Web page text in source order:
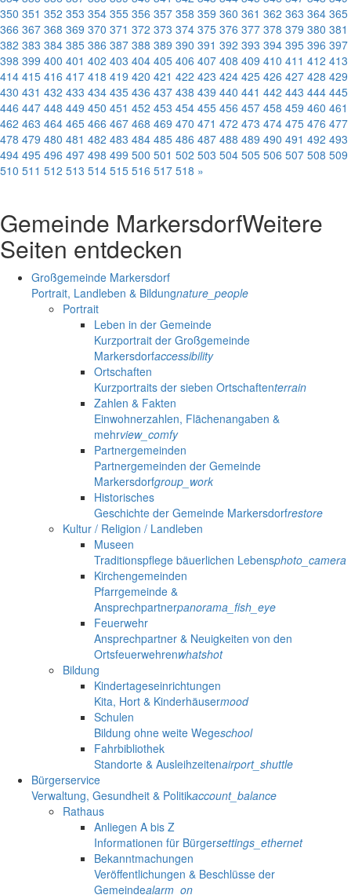
350 351 352 353 354 355 356 357 358 359 360 361 362 363 364 365
366 367 368 369 370 371 372 373 374 375 376 377 378 379 380 381
382 383 384 385 386 387 388 389 390 391 392 393 394 395 396 397
398 399 400 401 402 403 404 405 406 407 408 409 410 411 412 413
414 415 416 417 418 419 420 421 422 423 424 425 426 427 428 429
430 431 432 433 434 435 436 437 438 439 440 441 442 443 444 445
446 447 448 449 450 451 452 453 454 455 456 457 458 459 460 461
462 463 464 465 466 467 468 469 470 471 472 473 474 475 476 477
478 479 480 481 482 483 484 485 486 487 488 489 490 491 492 493
494 495 496 497 498 499 500 501 502 503 504 505 506 507 508 509
510 511 512 513 514 515 516 517 518 »
Gemeinde MarkersdorfWeitere
Seiten entdecken
Großgemeinde Markersdorf
Portrait, Landleben & Bildungnature_people
Portrait
Leben in der Gemeinde
Kurzportrait der Großgemeinde
Markersdorfaccessibility
Ortschaften
Kurzportraits der sieben Ortschaftenterrain
Zahlen & Fakten
Einwohnerzahlen, Flächenangaben &
mehrview_comfy
Partnergemeinden
Partnergemeinden der Gemeinde
Markersdorfgroup_work
Historisches
Geschichte der Gemeinde Markersdorfrestore
Kultur / Religion / Landleben
Museen
Traditionspflege bäuerlichen Lebensphoto_camera
Kirchengemeinden
Pfarrgemeinde &
Ansprechpartnerpanorama_fish_eye
Feuerwehr
Ansprechpartner & Neuigkeiten von den
Ortsfeuerwehrenwhatshot
Bildung
Kindertageseinrichtungen
Kita, Hort & Kinderhäusermood
Schulen
Bildung ohne weite Wegeschool
Fahrbibliothek
Standorte & Ausleihzeitenairport_shuttle
Bürgerservice
Verwaltung, Gesundheit & Politikaccount_balance
Rathaus
Anliegen A bis Z
Informationen für Bürgersettings_ethernet
Bekanntmachungen
Veröffentlichungen & Beschlüsse der
Gemeindealarm_on